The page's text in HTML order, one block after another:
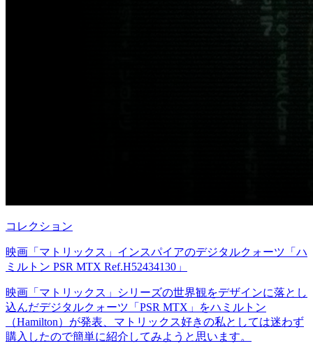
コレクション
映画「マトリックス」インスパイアのデジタルクォーツ「ハ
ミルトン PSR MTX Ref.H52434130」
映画「マトリックス」シリーズの世界観をデザインに落とし
込んだデジタルクォーツ「PSR MTX」をハミルトン
（Hamilton）が発表、マトリックス好きの私としては迷わず
購入したので簡単に紹介してみようと思います。